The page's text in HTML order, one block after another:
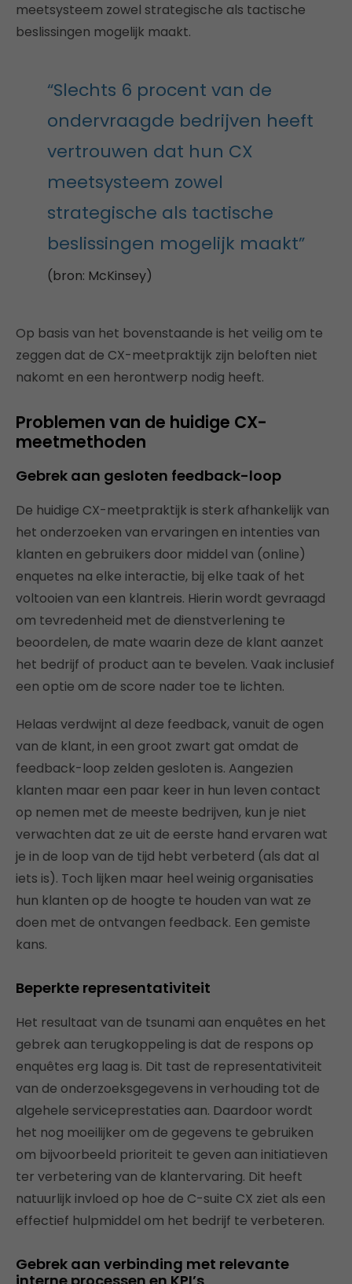
meetsysteem zowel strategische als tactische
beslissingen mogelijk maakt.
“Slechts 6 procent van de
ondervraagde bedrijven heeft
vertrouwen dat hun CX
meetsysteem zowel
strategische als tactische
beslissingen mogelijk maakt”
(bron: McKinsey)
Op basis van het bovenstaande is het veilig om te
zeggen dat de CX-meetpraktijk zijn beloften niet
nakomt en een herontwerp nodig heeft.
Problemen van de huidige CX-
meetmethoden
Gebrek aan gesloten feedback-loop
De huidige CX-meetpraktijk is sterk afhankelijk van
het onderzoeken van ervaringen en intenties van
klanten en gebruikers door middel van (online)
enquetes na elke interactie, bij elke taak of het
voltooien van een klantreis. Hierin wordt gevraagd
om tevredenheid met de dienstverlening te
beoordelen, de mate waarin deze de klant aanzet
het bedrijf of product aan te bevelen. Vaak inclusief
een optie om de score nader toe te lichten.
Helaas verdwijnt al deze feedback, vanuit de ogen
van de klant, in een groot zwart gat omdat de
feedback-loop zelden gesloten is. Aangezien
klanten maar een paar keer in hun leven contact
op nemen met de meeste bedrijven, kun je niet
verwachten dat ze uit de eerste hand ervaren wat
je in de loop van de tijd hebt verbeterd (als dat al
iets is). Toch lijken maar heel weinig organisaties
hun klanten op de hoogte te houden van wat ze
doen met de ontvangen feedback. Een gemiste
kans.
Beperkte representativiteit
Het resultaat van de tsunami aan enquêtes en het
gebrek aan terugkoppeling is dat de respons op
enquêtes erg laag is. Dit tast de representativiteit
van de onderzoeksgegevens in verhouding tot de
algehele serviceprestaties aan. Daardoor wordt
het nog moeilijker om de gegevens te gebruiken
om bijvoorbeeld prioriteit te geven aan initiatieven
ter verbetering van de klantervaring. Dit heeft
natuurlijk invloed op hoe de C-suite CX ziet als een
effectief hulpmiddel om het bedrijf te verbeteren.
Gebrek aan verbinding met relevante